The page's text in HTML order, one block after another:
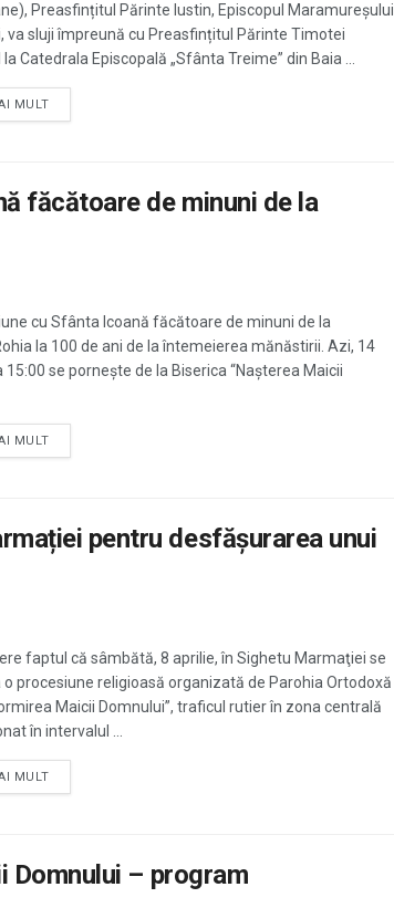
Preasfințitul Părinte Iustin, Episcopul Maramureșului
va sluji împreună cu Preasfințitul Părinte Timotei
Catedrala Episcopală „Sfânta Treime” din Baia ...
MULT
făcătoare de minuni de la
cu Sfânta Icoană făcătoare de minuni de la
la 100 de ani de la întemeierea mănăstirii. Azi, 14
15:00 se porneşte de la Biserica “Nașterea Maicii
MULT
pentru desfăşurarea unui
faptul că sâmbătă, 8 aprilie, în Sighetu Marmaţiei se
procesiune religioasă organizată de Parohia Ortodoxă
Maicii Domnului”, traficul rutier în zona centrală
în intervalul ...
MULT
Domnului – program